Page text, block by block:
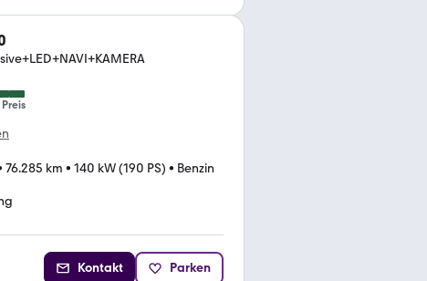
76.285 km • 140 kW (190 PS) • Benzin
Kontakt Parken